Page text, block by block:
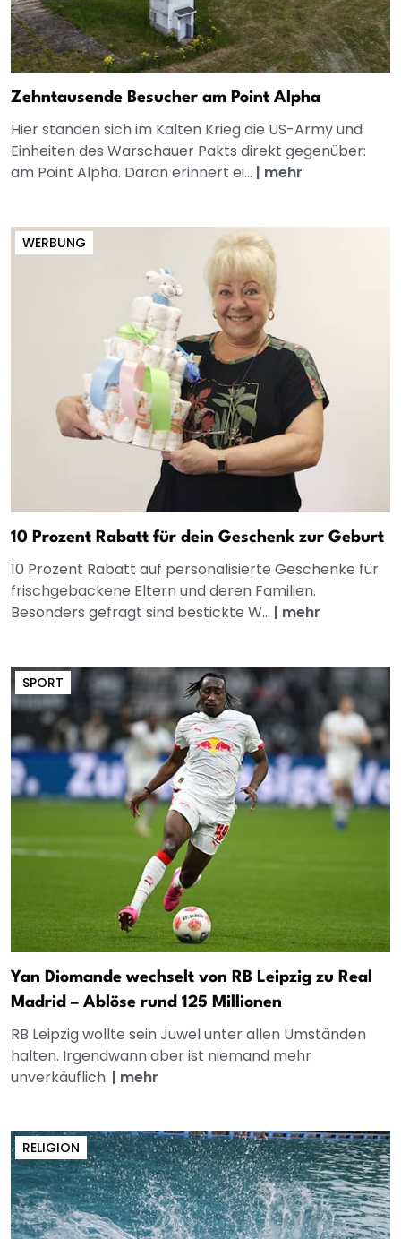
Zehntausende Besucher am Point Alpha
Hier standen sich im Kalten Krieg die US-Army und
Einheiten des Warschauer Pakts direkt gegenüber:
am Point Alpha. Daran erinnert ei... | mehr
WERBUNG
10 Prozent Rabatt für dein Geschenk zur Geburt
10 Prozent Rabatt auf personalisierte Geschenke für
frischgebackene Eltern und deren Familien.
Besonders gefragt sind bestickte W... | mehr
SPORT
Yan Diomande wechselt von RB Leipzig zu Real
Madrid – Ablöse rund 125 Millionen
RB Leipzig wollte sein Juwel unter allen Umständen
halten. Irgendwann aber ist niemand mehr
unverkäuflich. | mehr
RELIGION